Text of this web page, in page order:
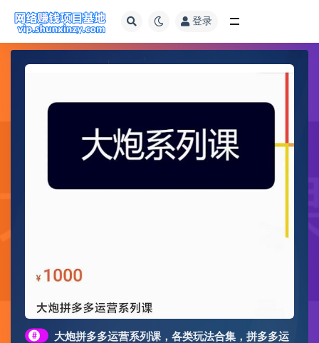
登录
#
大炮拼多多运营系列课，各类​玩法合集，拼多多运